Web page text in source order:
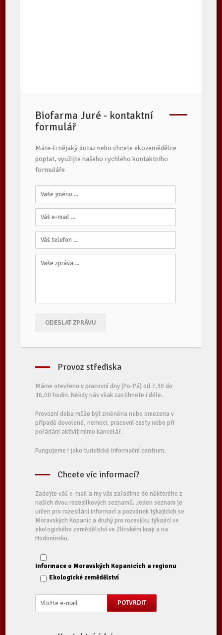
Biofarma Juré - kontaktní
formulář
Máte-li nějaký dotaz nebo chcete ekozemědělce
poptat, využijte našeho rychlého kontaktního
formuláře
ODESLAT ZPRÁVU
Provoz střediska
Máme otevřeno v pracovní dny (Po-Pá) od 7,30 do
16,00 hodin. Někdy nás však zastihnete i déle.
Provozní doba může být změněna nebo omezena v
případě dovolené, nemoci, pracovní cesty nebo při
pořádání aktivit mimo kancelář.
Fungujeme i jako turistické informační centrum.
Chcete víc informací?
Zadejte váš e-mail a my vás zařadíme do některého z
našich dvou rozesílkových seznamů. Jeden seznam je
určen pro rozesílání informací a pozvánek týkajících se
Moravských Kopanic a druhý pro rozesílku týkající se
ekologického zemědělství ve Zlínském kraji a na
Hodonínsku.
Informace o Moravských Kopanicích a regionu
Ekologické zemědělství